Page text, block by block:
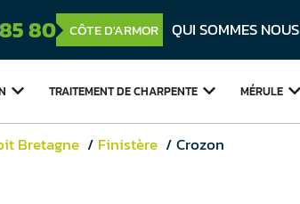
80 CÔTE D'ARMOR QUI SOMMES NOUS
TRAITEMENT DECHARPENTE MÉRULE
Bretagne Finistère Crozon